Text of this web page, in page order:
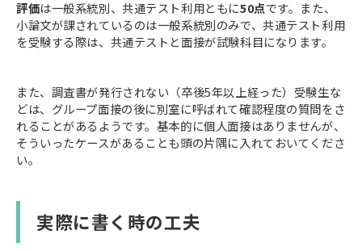
評価は一般系統別、共通テスト利用ともに50点です。また、
小論文が課されているのは一般系統別のみで、共通テスト利用
を受験する際は、共通テストと面接が試験科目になります。
また、調査書が発行されない（卒後5年以上経った）受験生な
どは、グループ面接の後に別室に呼ばれて確認程度の質問をさ
れることがあるようです。基本的に個人面接はありませんが、
そういったケースがあることも頭の片隅に入れておいてくださ
い。
実際に書く時の工夫